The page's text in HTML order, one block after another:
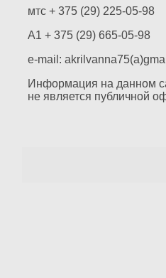
мтс + 375 (29) 225-05-98
A1 + 375 (29) 665-05-98
e-mail:
Информация на данном
не является публичной